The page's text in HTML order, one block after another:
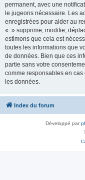
permanent, avec une
le jugeons nécessaire. Les
enregistrées pour aider au
« » supprime, modifie,
estimons que cela est
toutes les informations que
de données. Bien que ces
partie sans votre
comme responsables en
les données.
Index du forum
Développé par